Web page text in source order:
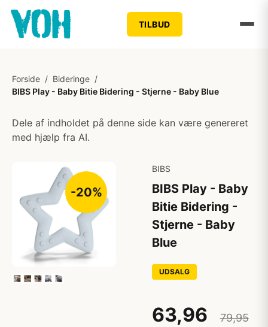
TILBUD
Forside / Bideringe /
BIBS Play - Baby Bitie Bidering - Stjerne - Baby Blue
Dele af indholdet på denne side kan være genereret
med hjælp fra AI.
-20%
BIBS
BIBS Play - Baby
Bitie Bidering -
Stjerne - Baby
Blue
UDSALG
63,96
79,95